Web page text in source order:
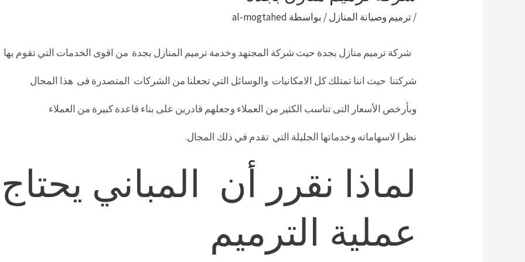
/ترميم وصيانة المنازل/ بواسطة al-mogtahed
شركة ترميم منازل بجدة حيث شركة المجتهد وخدمة ترميم المنازل بجدة من اقوى الخدمات التي تقوم بها
شركتنا حيث اننا تمتلك كل الامكانيات والوسائل التي تجعلنا من الشركات المتصدرة فى هذا المجال
وبأرخص الأسعار التى تناسب الكثير من العملاء وجعلهم قادرين على بناء قاعدة كبيرة من العملاء
نظرا لاسهاماته وخدماتها الجليلة التي تقدم في ذلك المجال.
لماذا نقرر أن المباني
عملية الترميم